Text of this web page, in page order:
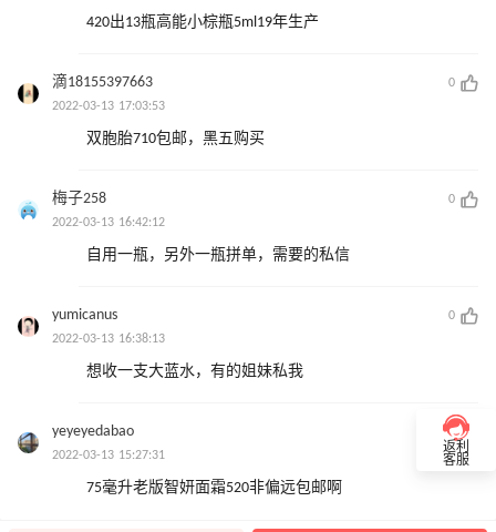
420出13瓶高能小棕瓶5ml19年生产
滴18155397663
0
2022-03-13 17:03:53
双胞胎710包邮，黑五购买
梅子258
0
2022-03-13 16:42:12
自用一瓶，另外一瓶拼单，需要的私信
yumicanus
0
2022-03-13 16:38:13
想收一支大蓝水，有的姐妹私我
yeyeyedabao
0
2022-03-13 15:27:31
75毫升老版智妍面霜520非偏远包邮啊
返利
客服